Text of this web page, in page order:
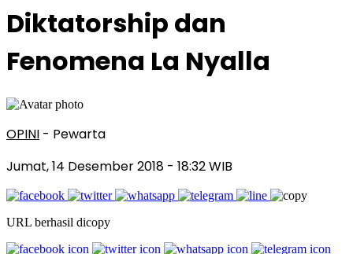
Diktatorship dan
Fenomena La Nyalla
OPINI - Pewarta
Jumat, 14 Desember 2018 - 18:32 WIB
URL berhasil dicopy